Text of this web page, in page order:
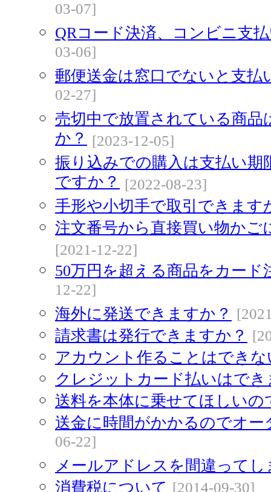
03-07]
QRコード決済、コンビニ支
03-06]
郵便送金は窓口でないと支払
02-27]
売切中で放置されている商
か？ [2023-12-05]
振り込みでの購入は支払い
ですか？ [2022-08-23]
手形や小切手で取引できます
注文番号から直接買い物か
[2021-12-22]
50万円を超える商品をカード
12-22]
海外に発送できますか？
請求書は発行できますか？
アカウント作ることはでき
クレジットカード払いはでき
送料を本体に乗せてほしいの
送金に時間がかかるのでオー
06-22]
メールアドレスを間違って
消費税について [2014-09-30]